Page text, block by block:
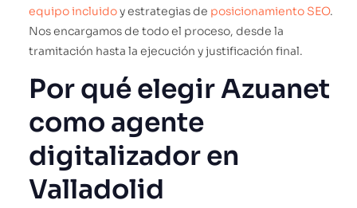
equipo incluidoy estrategias de posicionamiento SEO.
Nos encargamos de todo el proceso, desde la
tramitación hasta la ejecución y justificación final.
Por qué elegir Azuanet
como agente
digitalizador en
Valladolid